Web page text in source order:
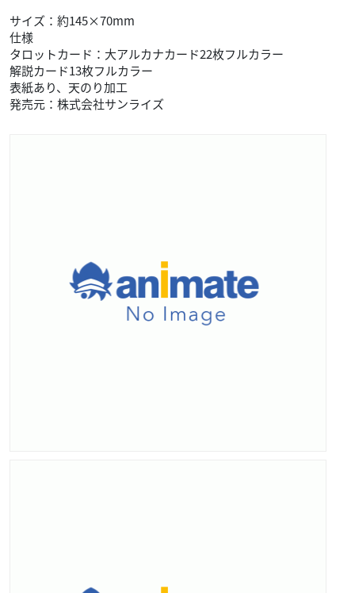
サイズ：約145×70mm
仕様
タロットカード：大アルカナカード22枚フルカラー
解説カード13枚フルカラー
表紙あり、天のり加工
発売元：株式会社サンライズ